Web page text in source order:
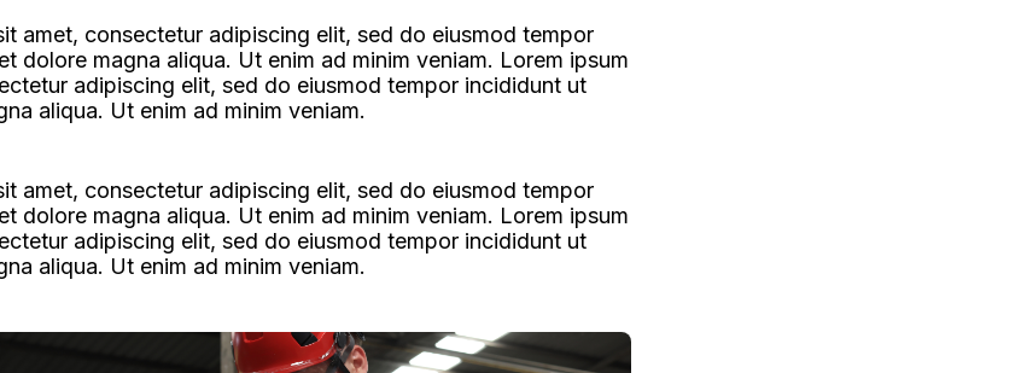
amet, consectetur adipiscing elit, sed do eiusmod tempor
dolore magna aliqua. Ut enim ad minim veniam. Lorem ipsum
adipiscing elit, sed do eiusmod tempor incididunt ut
aliqua. Ut enim ad minim veniam.
amet, consectetur adipiscing elit, sed do eiusmod tempor
dolore magna aliqua. Ut enim ad minim veniam. Lorem ipsum
adipiscing elit, sed do eiusmod tempor incididunt ut
aliqua. Ut enim ad minim veniam.